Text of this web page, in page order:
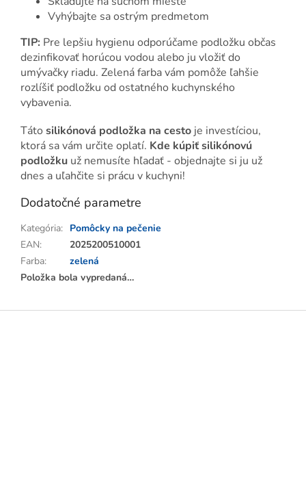
Vyhýbajte sa ostrým predmetom
TIP: Pre lepšiu hygienu odporúčame podložku občas
dezinfikovať horúcou vodou alebo ju vložiť do
umývačky riadu. Zelená farba vám pomôže ľahšie
rozlíšiť podložku od ostatného kuchynského
vybavenia.
Táto silikónová podložka na cestoje investíciou,
ktorá sa vám určite oplatí. Kde kúpiť silikónovú
podložku už nemusíte hľadať - objednajte si ju už
dnes a uľahčite si prácu v kuchyni!
Dodatočné parametre
Kategória: Pomôcky na pečenie
EAN:
2025200510001
Farba:
zelená
Položka bola vypredaná…
Z